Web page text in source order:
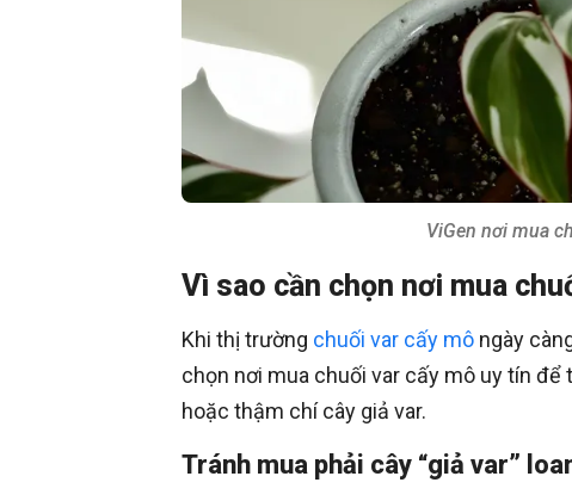
ViGen nơi mua
Vì sao cần chọn nơi mua
Khi thị trường chuối var cấy mô ngày
chọn nơi mua chuối var cấy mô uy tín
hoặc thậm chí cây giả var.
Tránh mua phải cây “giả var”